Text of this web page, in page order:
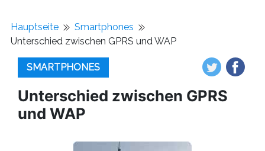
Hauptseite
Smartphones
Unterschied zwischen GPRS und WAP
SMARTPHONES
Unterschied zwischen GPRS
und WAP